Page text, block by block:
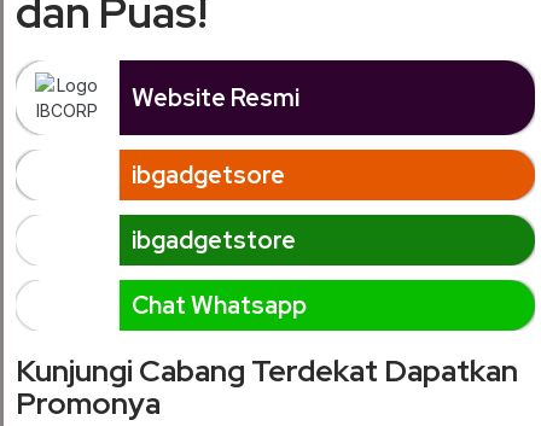
dan Puas!
Website Resmi
ibgadgetsore
ibgadgetstore
Chat Whatsapp
Kunjungi Cabang Terdekat Dapatkan
Promonya